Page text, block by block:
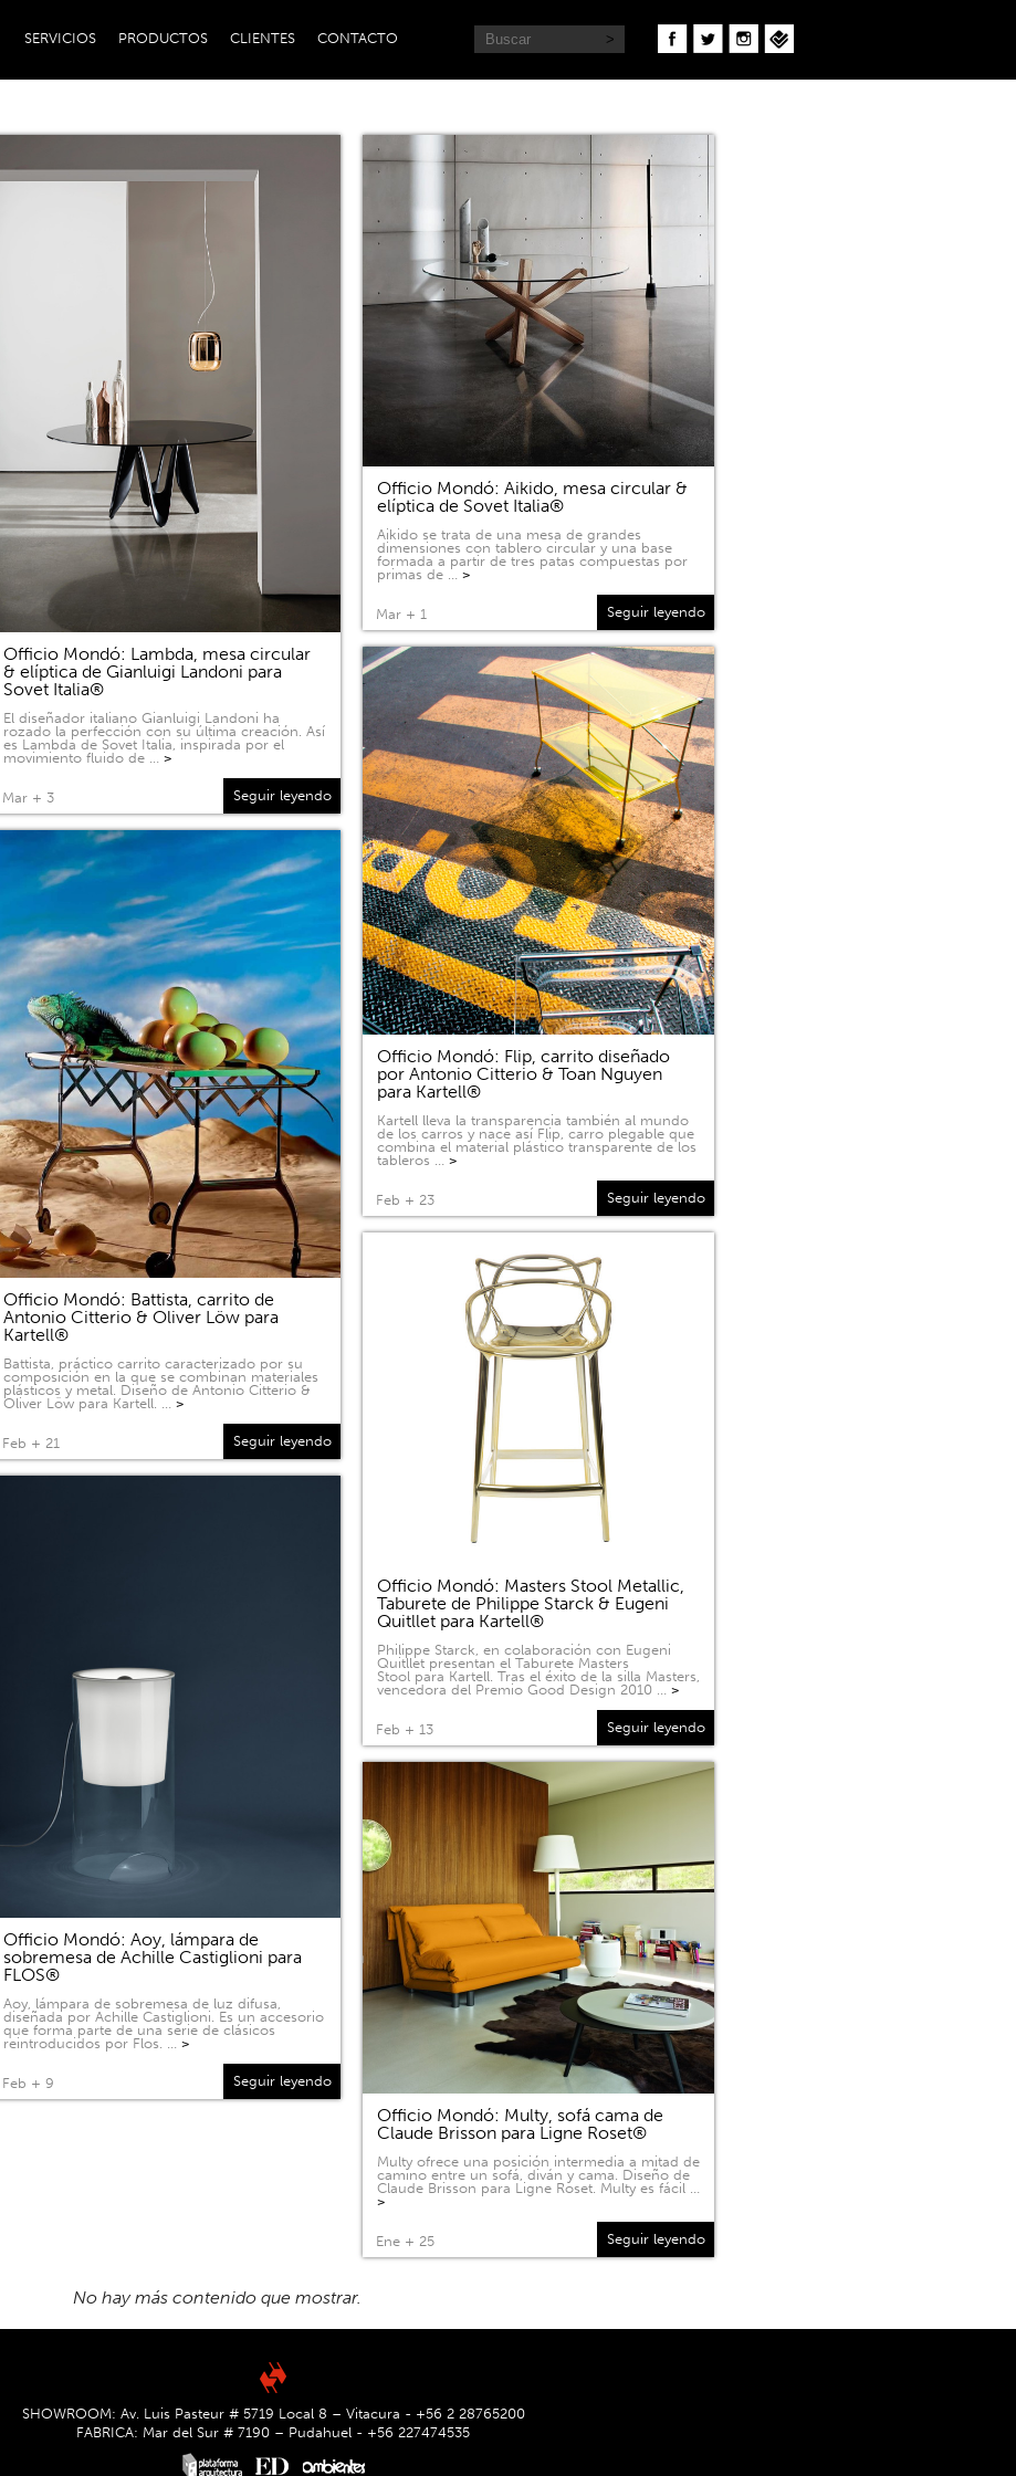
SERVICIOS PRODUCTOS CLIENTES CONTACTO
Officio Mondó: Lambda, mesa circular
& elíptica de Gianluigi Landoni para
Sovet Italia®
El diseñador italiano Gianluigi Landoni ha
rozado la perfección con su última creación. Así
es Lambda de Sovet Italia, inspirada por el
movimiento fluido de … >
Mar + 3 Seguir leyendo
Officio Mondó: Aikido, mesa circular &
elíptica de Sovet Italia®
Aikido se trata de una mesa de grandes
dimensiones con tablero circular y una base
formada a partir de tres patas compuestas por
primas de … >
Mar + 1 Seguir leyendo
Officio Mondó: Flip, carrito diseñado
por Antonio Citterio & Toan Nguyen
para Kartell®
Kartell lleva la transparencia también al mundo
de los carros y nace así Flip, carro plegable que
combina el material plástico transparente de los
tableros … >
Feb + 23 Seguir leyendo
Officio Mondó: Battista, carrito de
Antonio Citterio & Oliver Löw para
Kartell®
Battista, práctico carrito caracterizado por su
composición en la que se combinan materiales
plásticos y metal. Diseño de Antonio Citterio &
Oliver Löw para Kartell. … >
Feb + 21 Seguir leyendo
Officio Mondó: Masters Stool Metallic,
Taburete de Philippe Starck & Eugeni
Quitllet para Kartell®
Philippe Starck, en colaboración con Eugeni
Quitllet presentan el Taburete Masters
Stool para Kartell. Tras el éxito de la silla Masters,
vencedora del Premio Good Design 2010 … >
Feb + 13 Seguir leyendo
Officio Mondó: Aoy, lámpara de
sobremesa de Achille Castiglioni para
FLOS®
Aoy, lámpara de sobremesa de luz difusa,
diseñada por Achille Castiglioni. Es un accesorio
que forma parte de una serie de clásicos
reintroducidos por Flos. … >
Feb + 9 Seguir leyendo
Officio Mondó: Multy, sofá cama de
Claude Brisson para Ligne Roset®
Multy ofrece una posición intermedia a mitad de
camino entre un sofá, diván y cama. Diseño de
Claude Brisson para Ligne Roset. Multy es fácil …
>
Ene + 25 Seguir leyendo
SHOWROOM: Av. Luis Pasteur # 5719 Local 8 – Vitacura - +56 2 28765200
FABRICA: Mar del Sur # 7190 – Pudahuel - +56 227474535